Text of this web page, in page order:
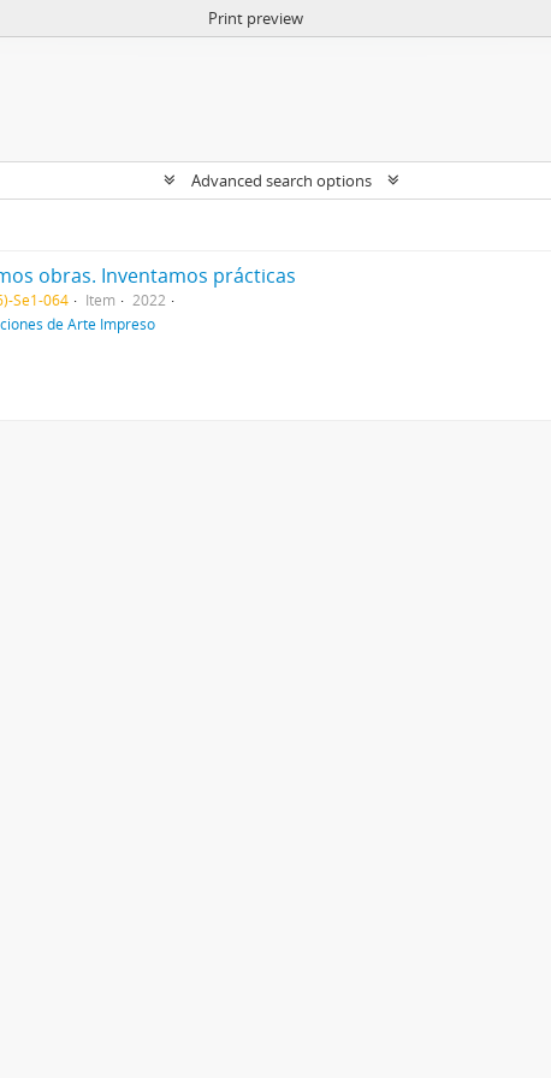
Print preview
Advanced search options
obras. Inventamos prácticas
Se1-064 Item
2022
de Arte Impreso